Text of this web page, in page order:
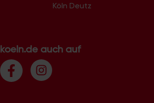
Köln Deutz
koeln.de auch auf